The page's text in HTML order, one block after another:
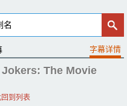
The Movie
到列表